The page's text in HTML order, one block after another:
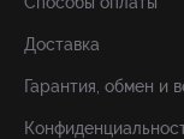
Доставка
Гарантия, обмен и